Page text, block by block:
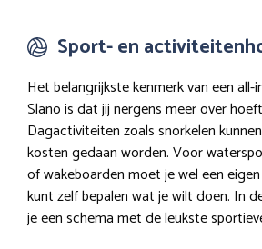
Sport- en
Het belangrijkste kenmerk van een all-
Slano is dat jij nergens meer over
Dagactiviteiten zoals snorkelen
kosten gedaan worden. Voor
of wakeboarden moet je wel een
kunt zelf bepalen wat je wilt doen. In
je een schema met de leukste